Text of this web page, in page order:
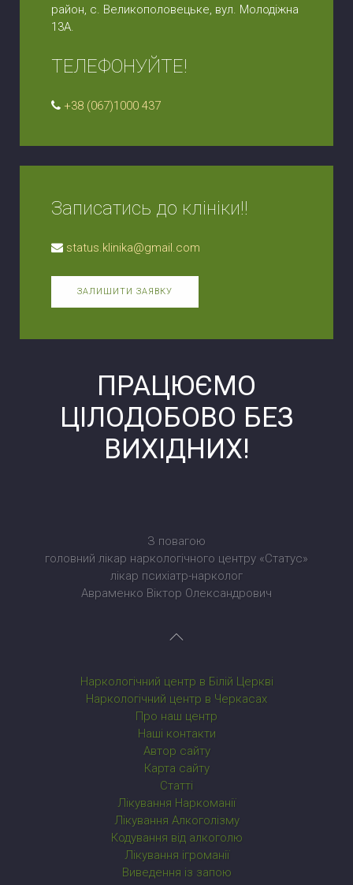
район, с. Великополовецьке, вул. Молодіжна
13А.
ТЕЛЕФОНУЙТЕ!
+38 (067)1000 437
Записатись до клініки!!
status.klinika@gmail.com
ЗАЛИШИТИ ЗАЯВКУ
ПРАЦЮЄМО
ЦІЛОДОБОВО БЕЗ
ВИХІДНИХ!
З повагою
головний лікар наркологічного центру «Статус»
лікар психіатр-нарколог
Авраменко Віктор Олександрович
Наркологічний центр в Білій Церкві
Наркологічний центр в Черкасах
Про наш центр
Наші контакти
Автор сайту
Карта сайту
Статті
Лікування Наркоманії
Лікування Алкоголізму
Кодування від алкоголю
Лікування ігроманії
Виведення із запою